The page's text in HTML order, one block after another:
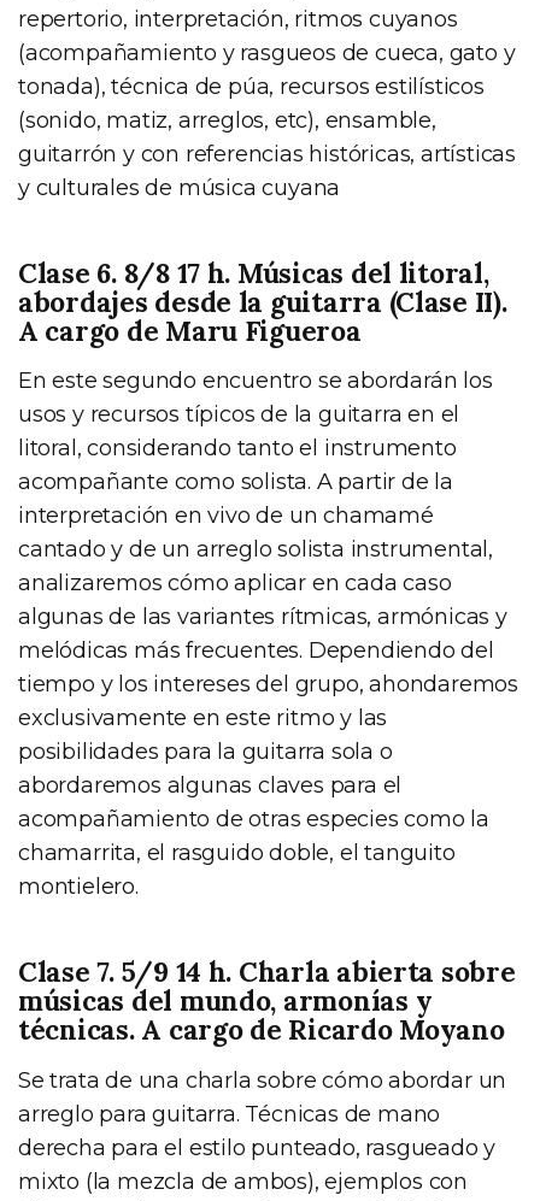
repertorio, interpretación, ritmos cuyanos
(acompañamiento y rasgueos de cueca, gato y
tonada), técnica de púa, recursos estilísticos
(sonido, matiz, arreglos, etc), ensamble,
guitarrón y con referencias históricas, artísticas
y culturales de música cuyana
Clase 6. 8/8 17 h. Músicas del litoral,
abordajes desde la guitarra (Clase II).
A cargo de Maru Figueroa
En este segundo encuentro se abordarán los
usos y recursos típicos de la guitarra en el
litoral, considerando tanto el instrumento
acompañante como solista. A partir de la
interpretación en vivo de un chamamé
cantado y de un arreglo solista instrumental,
analizaremos cómo aplicar en cada caso
algunas de las variantes rítmicas, armónicas y
melódicas más frecuentes. Dependiendo del
tiempo y los intereses del grupo, ahondaremos
exclusivamente en este ritmo y las
posibilidades para la guitarra sola o
abordaremos algunas claves para el
acompañamiento de otras especies como la
chamarrita, el rasguido doble, el tanguito
montielero.
Clase 7. 5/9 14 h. Charla abierta sobre
músicas del mundo, armonías y
técnicas. A cargo de Ricardo Moyano
Se trata de una charla sobre cómo abordar un
arreglo para guitarra. Técnicas de mano
derecha para el estilo punteado, rasgueado y
mixto (la mezcla de ambos), ejemplos con